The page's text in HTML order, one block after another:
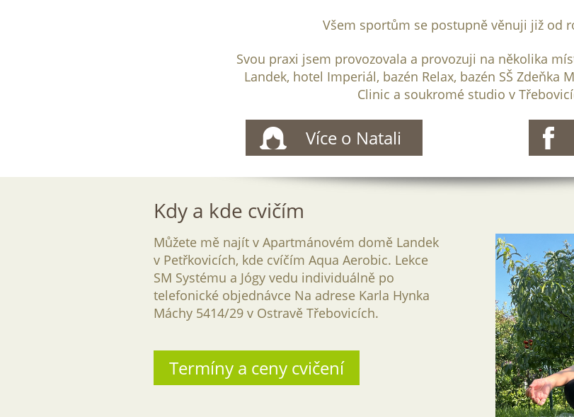
Všem sportům se postupně věnuji již od
Svou praxi jsem provozovala a provozuji na několika
Landek, hotel Imperiál, bazén Relax, bazén SŠ Zdeňka
Clinic a soukromé studio v
Více o Natali
Kdy a kde cvičím
Můžete mě najít v Apartmánovém domě Landek
v Petřkovicích, kde cvíčím Aqua Aerobic. Lekce
SM Systému a Jógy vedu individuálně po
telefonické objednávce Na adrese Karla Hynka
Máchy 5414/29 v Ostravě Třebovicích.
Termíny a ceny cvičení